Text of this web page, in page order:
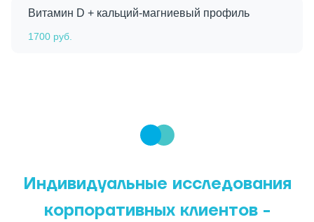
Витамин D + кальций-магниевый профиль
1700 руб.
Индивидуальные исследования
корпоративных клиентов -